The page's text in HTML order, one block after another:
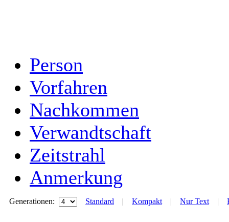
Person
Vorfahren
Nachkommen
Verwandtschaft
Zeitstrahl
Anmerkung
Generationen: Standard | Kompakt| Nur Text|